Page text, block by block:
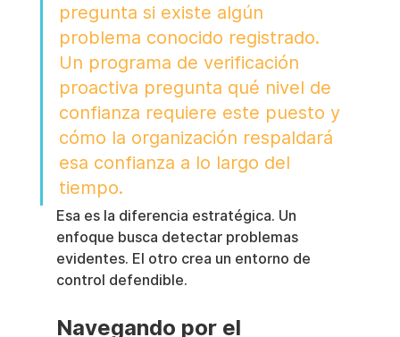
pregunta si existe algún
problema conocido registrado.
Un programa de verificación
proactiva pregunta qué nivel de
confianza requiere este puesto y
cómo la organización respaldará
esa confianza a lo largo del
tiempo.
Esa es la diferencia estratégica. Un
enfoque busca detectar problemas
evidentes. El otro crea un entorno de
control defendible.
Navegando por el